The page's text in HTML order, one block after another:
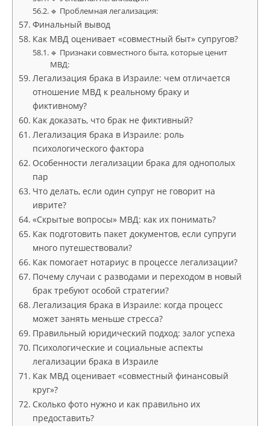
🔹 Проблемная легализация:
Финальный вывод
Как МВД оценивает «совместный быт» супругов?
🔹 Признаки совместного быта, которые ценит
МВД:
Легализация брака в Израиле: чем отличается
отношение МВД к реальному браку и
фиктивному?
Как доказать, что брак не фиктивный?
Легализация брака в Израиле: роль
психологического фактора
Особенности легализации брака для однополых
пар
Что делать, если один супруг не говорит на
иврите?
«Скрытые вопросы» МВД: как их понимать?
Как подготовить пакет документов, если супруги
много путешествовали?
Как помогает нотариус в процессе легализации?
Почему случаи с разводами и переходом в новый
брак требуют особой стратегии?
Легализация брака в Израиле: когда процесс
может занять меньше стресса?
Правильный юридический подход: залог успеха
Психологические и социальные аспекты
легализации брака в Израиле
Как МВД оценивает «совместный финансовый
круг»?
Сколько фото нужно и как правильно их
предоставить?